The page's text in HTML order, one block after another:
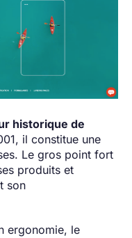
historique de
il constitue une
Le gros point fort
produits et
son
ergonomie, le